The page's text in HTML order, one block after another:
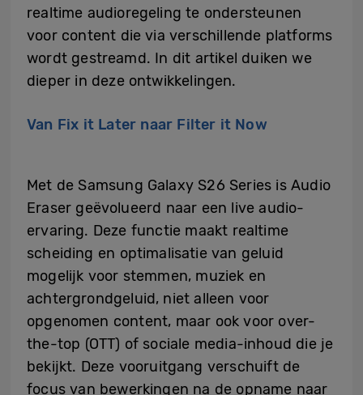
realtime audioregeling te ondersteunen
voor content die via verschillende platforms
wordt gestreamd. In dit artikel duiken we
dieper in deze ontwikkelingen.
Van Fix it Later naar Filter it Now
Met de Samsung Galaxy S26 Series is Audio
Eraser geëvolueerd naar een live audio-
ervaring. Deze functie maakt realtime
scheiding en optimalisatie van geluid
mogelijk voor stemmen, muziek en
achtergrondgeluid, niet alleen voor
opgenomen content, maar ook voor over-
the-top (OTT) of sociale media-inhoud die je
bekijkt. Deze vooruitgang verschuift de
focus van bewerkingen na de opname naar